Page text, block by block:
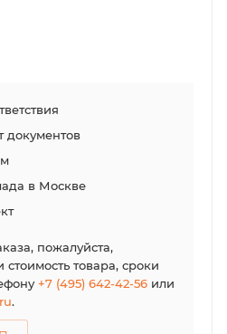
документов
в Москве
пожалуйста,
товара, сроки
+7 (495) 642-42-56 или
.